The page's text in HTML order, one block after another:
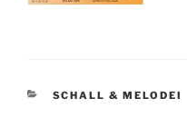
KATEGORIEN
SCHALL & MELODEI